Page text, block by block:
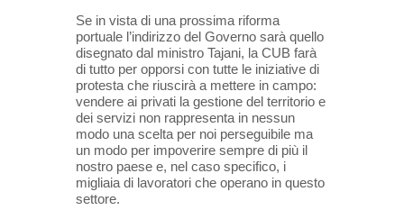
Se in vista di una prossima riforma
portuale l’indirizzo del Governo sarà quello
disegnato dal ministro Tajani, la CUB farà
di tutto per opporsi con tutte le iniziative di
protesta che riuscirà a mettere in campo:
vendere ai privati la gestione del territorio e
dei servizi non rappresenta in nessun
modo una scelta per noi perseguibile ma
un modo per impoverire sempre di più il
nostro paese e, nel caso specifico, i
migliaia di lavoratori che operano in questo
settore.